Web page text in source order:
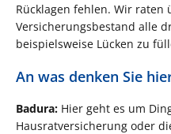
Rücklagen fehlen. Wir raten
Versicherungsbestand alle
beispielsweise Lücken zu
An was denken Sie
Badura: Hier geht es um
Hausratversicherung oder